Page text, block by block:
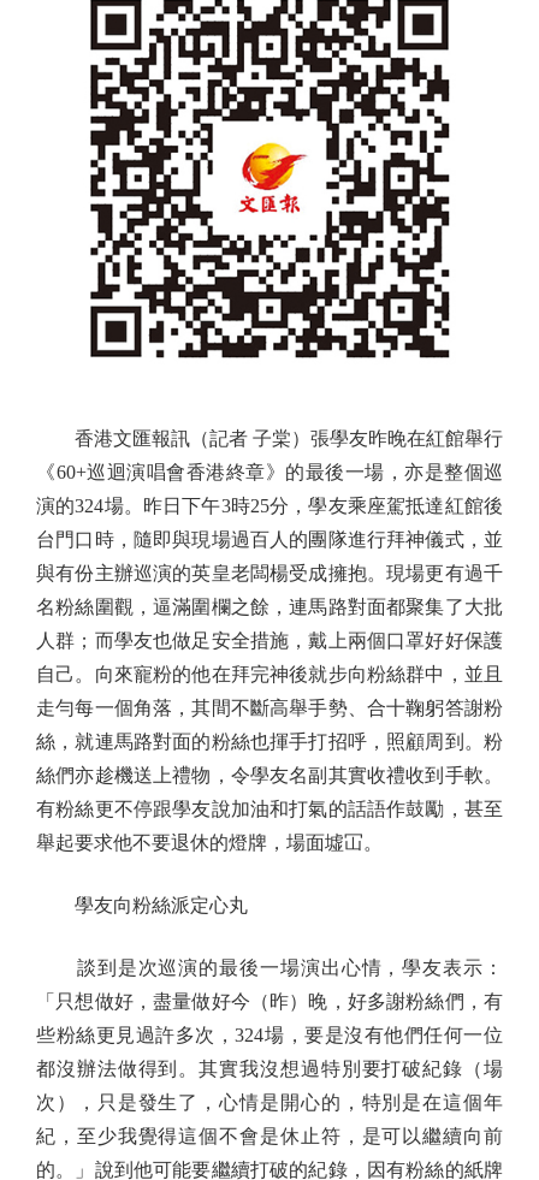
香港文匯報訊（記者 子棠）張學友昨晚在紅館舉行
《60+巡迴演唱會香港終章》的最後一場，亦是整個巡
演的324場。昨日下午3時25分，學友乘座駕抵達紅館後
台門口時，隨即與現場過百人的團隊進行拜神儀式，並
與有份主辦巡演的英皇老闆楊受成擁抱。現場更有過千
名粉絲圍觀，逼滿圍欄之餘，連馬路對面都聚集了大批
人群；而學友也做足安全措施，戴上兩個口罩好好保護
自己。向來寵粉的他在拜完神後就步向粉絲群中，並且
走勻每一個角落，其間不斷高舉手勢、合十鞠躬答謝粉
絲，就連馬路對面的粉絲也揮手打招呼，照顧周到。粉
絲們亦趁機送上禮物，令學友名副其實收禮收到手軟。
有粉絲更不停跟學友說加油和打氣的話語作鼓勵，甚至
舉起要求他不要退休的燈牌，場面墟冚。
學友向粉絲派定心丸
談到是次巡演的最後一場演出心情，學友表示：
「只想做好，盡量做好今（昨）晚，好多謝粉絲們，有
些粉絲更見過許多次，324場，要是沒有他們任何一位
都沒辦法做得到。其實我沒想過特別要打破紀錄（場
次），只是發生了，心情是開心的，特別是在這個年
紀，至少我覺得這個不會是休止符，是可以繼續向前
的。」說到他可能要繼續打破的紀錄，因有粉絲的紙牌